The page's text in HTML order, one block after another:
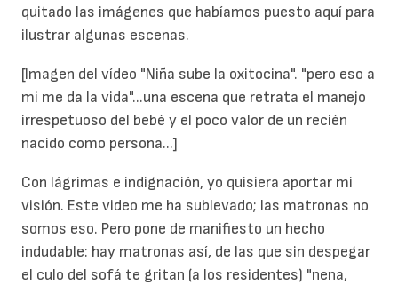
quitado las imágenes que habíamos puesto aquí para
ilustrar algunas escenas.
[Imagen del vídeo "Niña sube la oxitocina". "pero eso a
mi me da la vida"...una escena que retrata el manejo
irrespetuoso del bebé y el poco valor de un recién
nacido como persona...]
Con lágrimas e indignación, yo quisiera aportar mi
visión. Este video me ha sublevado; las matronas no
somos eso. Pero pone de manifiesto un hecho
indudable: hay matronas así, de las que sin despegar
el culo del sofá te gritan (a los residentes) "nena,